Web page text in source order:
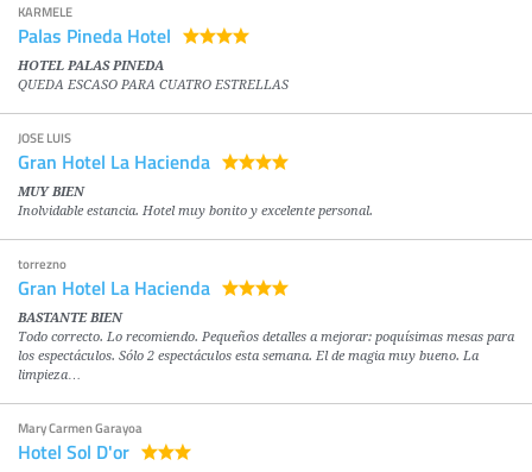
KARMELE
Palas Pineda Hotel
HOTEL PALAS PINEDA
QUEDA ESCASO PARA CUATRO ESTRELLAS
JOSE LUIS
Gran Hotel La Hacienda
MUY BIEN
Inolvidable estancia. Hotel muy bonito y excelente personal.
torrezno
Gran Hotel La Hacienda
BASTANTE BIEN
Todo correcto. Lo recomiendo. Pequeños detalles a mejorar: poquísimas mesas para
los espectáculos. Sólo 2 espectáculos esta semana. El de magia muy bueno. La
limpieza…
Mary Carmen Garayoa
Hotel Sol D'or